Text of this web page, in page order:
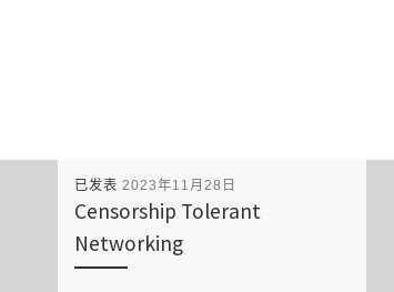
已发表 2023年11月28日
Censorship Tolerant
Networking